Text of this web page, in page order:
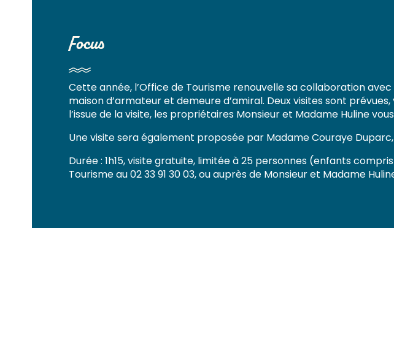
Focus
Cette année, l’Office de Tourisme renouvelle sa collaboration avec
maison d’armateur et demeure d’amiral. Deux visites sont
l’issue de la visite, les propriétaires Monsieur et Madame Huline
Une visite sera également proposée par Madame Couraye
Durée : 1h15, visite gratuite, limitée à 25 personnes (enfants
Tourisme au 02 33 91 30 03, ou auprès de Monsieur et Madame